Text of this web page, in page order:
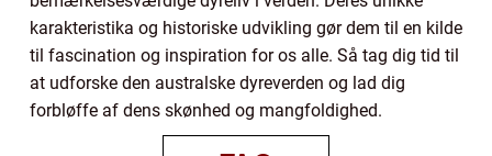
karakteristika og historiske udvikling gør dem til en kilde
til fascination og inspiration for os alle. Så tag dig tid til
at udforske den australske dyreverden og lad dig
forbløffe af dens skønhed og mangfoldighed.